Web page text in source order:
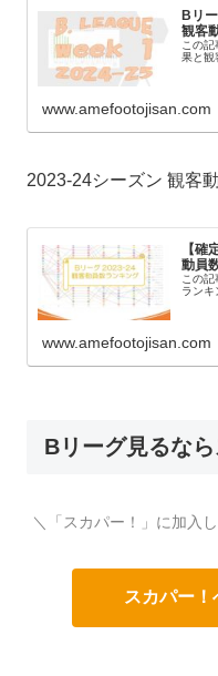
Bリ
観客
この
果と観
www.amefootojisan.com
2023-24シーズン 観客
【確
動員
この
ランキ
www.amefootojisan.com
Bリーグ見るなら
＼「スカパー！」に加入
スカパー！